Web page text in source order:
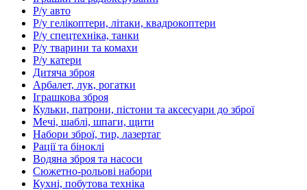
Р/у авто
Р/у гелікоптери, літаки, квадрокоптери
Р/у спецтехніка, танки
Р/у тварини та комахи
Р/у катери
Дитяча зброя
Арбалет, лук, рогатки
Іграшкова зброя
Кульки, патрони, пістони та аксесуари до зброї
Мечі, шаблі, шпаги, щити
Набори зброї, тир, лазертаг
Рації та біноклі
Водяна зброя та насоси
Сюжетно-рольові набори
Кухні, побутова техніка